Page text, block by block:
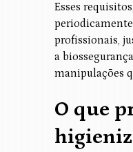
Esses
profissionais,
a
manipulações
O que